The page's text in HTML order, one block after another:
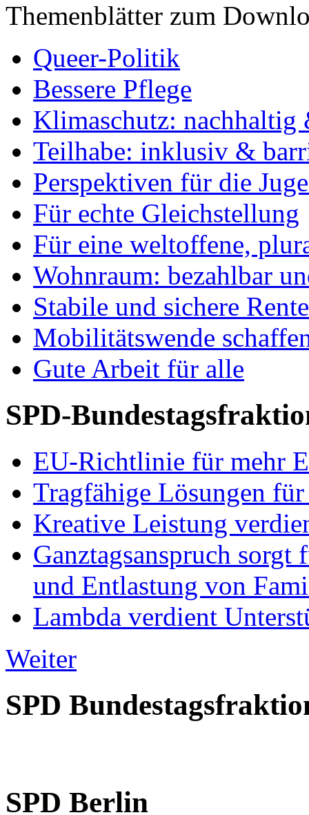
Themenblätter zum
Queer-Politik
Bessere Pflege
Klimaschutz: nachhaltig
Teilhabe: inklusiv &
Perspektiven für die
Für echte Gleichstellung
Für eine weltoffene,
Wohnraum: bezahlbar
Stabile und sichere
Mobilitätswende
Gute Arbeit für alle
SPD-
EU-Richtlinie für mehr
Tragfähige Lösungen
Kreative Leistung
Ganztagsanspruch
und Entlastung von
Lambda verdient
Weiter
SPD
SPD Berlin